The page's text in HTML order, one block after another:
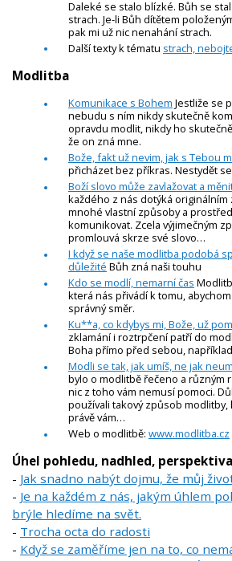
Daleké se stalo blízké. Bůh se
strach. Je-li Bůh dítětem
pak mi už nic nenahání strach.
Další texty k tématu strach,
Modlitba
Komunikace s Bohem Jestliže se
nebudu s ním nikdy skutečně
opravdu modlit, nikdy ho
že on zná mne.
Bože, fakt už nevim, jak s Tebou
přicházet bez příkras. Nestydět
Boží slovo může zavlažovat a
každého z nás dotýká originálním
mnohé vlastní způsoby a
komunikovat. Zcela výjimečným
promlouvá skrze své slovo…
I když se naše modlitba podobá
důležité Bůh zná naši touhu
Kdo se modlí, nemarní čas
která nás přivádí k tomu,
správný směr.
Ku**a, co kdybys mi, Bože, už
zklamání i roztrpčení patří do
Boha přímo před sebou,
Modli se tak, jak umíš, ne jak
bylo o modlitbě řečeno a různým
nic z toho vám nemusí pomoci.
používali takový způsob
právě vám…
Web o modlitbě: www.modlitba.cz
Úhel pohledu, nadhled, perspektiva
- Jak snadno nabýt dojmu, že můj
- Je na každém z nás, jakým úhlem
brýle hledíme na svět.
- Trocha octa do radosti
- Když se zaměříme jen na to, co